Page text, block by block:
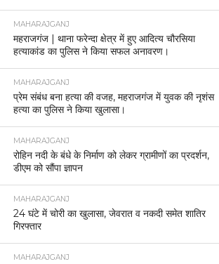
MAHARAJGANJ
महराजगंज | थाना फरेन्दा क्षेत्र में हुए आदित्य चौरसिया
हत्याकांड का पुलिस ने किया सफल अनावरण।
MAHARAJGANJ
प्रेम संबंध बना हत्या की वजह, महराजगंज में युवक की नृशंस
हत्या का पुलिस ने किया खुलासा।
MAHARAJGANJ
रोहिन नदी के बंधे के निर्माण को लेकर ग्रामीणों का प्रदर्शन,
डीएम को सौंपा ज्ञापन
MAHARAJGANJ
24 घंटे में चोरी का खुलासा, जेवरात व नकदी समेत शातिर
गिरफ्तार
MAHARAJGANJ